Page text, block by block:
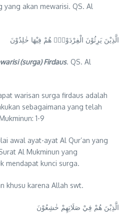
akan mewarisi. QS. Al
الَّذِيْنَ يَرِثُوْنَ الْفِرْدَوْسَۗ هُمْ فِيْهَا خٰلِدُوْنَ
(surga) Firdaus. QS. Al
warisan surga firdaus adalah
sebagaimana yang telah
1-9
awal ayat-ayat Al Qur’an yang
Al Mukminun yang
mendapat kunci surga.
khusu karena Allah swt.
الَّذِيْنَ هُمْ فِيْ صَلَاتِهِمْ خٰشِعُوْنَ